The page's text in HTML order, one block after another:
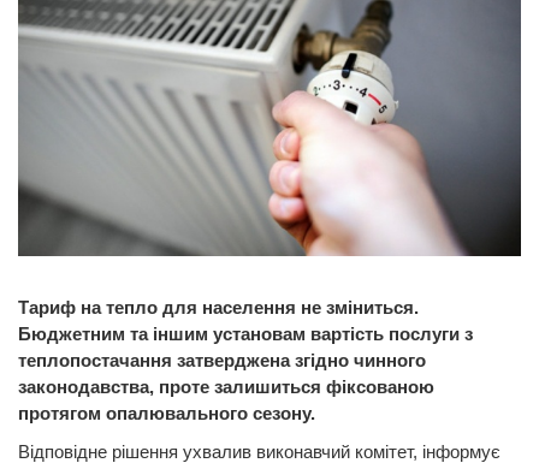
Тариф на тепло для населення не зміниться.
Бюджетним та іншим установам вартість послуги з
теплопостачання затверджена згідно чинного
законодавства, проте залишиться фіксованою
протягом опалювального сезону.
Відповідне рішення ухвалив виконавчий комітет, інформує